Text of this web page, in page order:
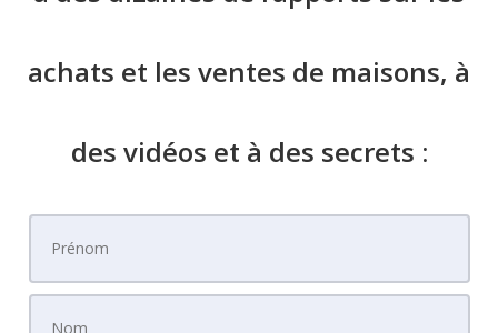
achats et les ventes de maisons, à
des vidéos et à des secrets :